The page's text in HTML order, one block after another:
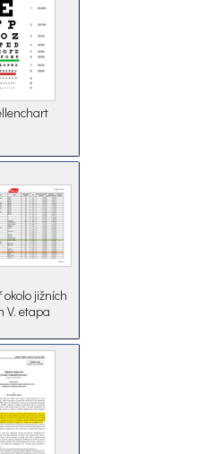
jižních
V. etapa